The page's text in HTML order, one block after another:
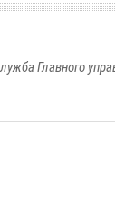
Главного